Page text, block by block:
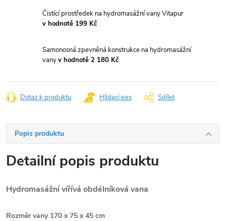
Čistící prostředek na hydromasážní vany Vitapur
v hodnotě 199 Kč
Samonosná zpevněná konstrukce na hydromasážní
vanyv hodnotě 2 180 Kč
Dotaz k produktu Hlídací pes Sdílet
Popis produktu
Detailní popis produktu
Hydromasážní vířívá obdélníková vana
Rozměr vany 170 x 75 x 45 cm